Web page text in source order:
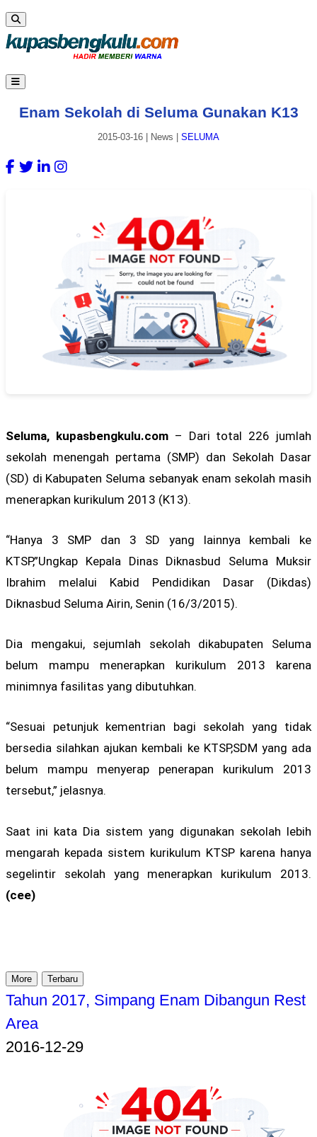
Enam Sekolah di Seluma Gunakan K13
2015-03-16 News SELUMA
Seluma, kupasbengkulu.com– Dari total 226 jumlah
sekolah menengah pertama (SMP) dan Sekolah Dasar
(SD) di Kabupaten Seluma sebanyak enam sekolah masih
menerapkan kurikulum 2013 (K13).
“Hanya 3 SMP dan 3 SD yang lainnya kembali ke
KTSP,”Ungkap Kepala Dinas Diknasbud Seluma Muksir
Ibrahim melalui Kabid Pendidikan Dasar (Dikdas)
Diknasbud Seluma Airin, Senin (16/3/2015).
Dia mengakui, sejumlah sekolah dikabupaten Seluma
belum mampu menerapkan kurikulum 2013 karena
minimnya fasilitas yang dibutuhkan.
“Sesuai petunjuk kementrian bagi sekolah yang tidak
bersedia silahkan ajukan kembali ke KTSP,SDM yang ada
belum mampu menyerap penerapan kurikulum 2013
tersebut,” jelasnya.
Saat ini kata Dia sistem yang digunakan sekolah lebih
mengarah kepada sistem kurikulum KTSP karena hanya
segelintir sekolah yang menerapkan kurikulum 2013.
(cee)
More Terbaru
Tahun 2017, Simpang Enam Dibangun Rest
Area
2016-12-29